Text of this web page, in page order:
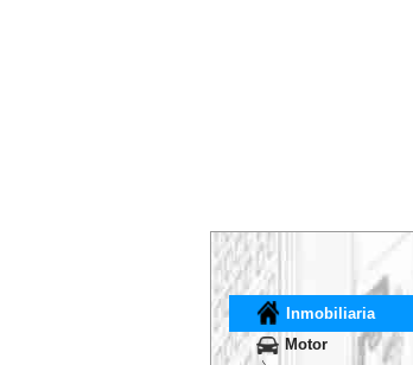
Inmobiliaria
Motor